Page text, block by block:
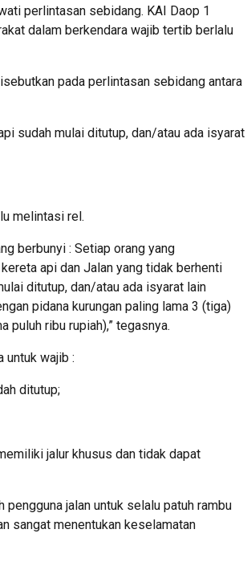
perlintasan sebidang. KAI Daop 1
dalam berkendara wajib tertib berlalu
pada perlintasan sebidang antara
sudah mulai ditutup, dan/atau ada isyarat
melintasi rel.
berbunyi : Setiap orang yang
api dan Jalan yang tidak berhenti
ditutup, dan/atau ada isyarat lain
pidana kurungan paling lama 3 (tiga)
puluh ribu rupiah),” tegasnya.
untuk wajib :
ditutup;
jalur khusus dan tidak dapat
jalan untuk selalu patuh rambu
sangat menentukan keselamatan